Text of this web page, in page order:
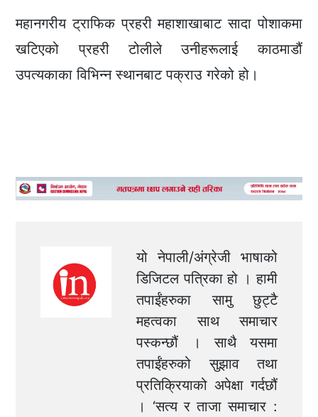
महानगरीय ट्राफिक प्रहरी महाशाखाबाट सादा पोशाकमा
खटिएको प्रहरी टोलीले उनीहरूलाई काठमाडौं
उपत्यकाका विभिन्न स्थानबाट पक्राउ गरेको हो।
यो नेपाली/अंग्रेजी भाषाको
डिजिटल पत्रिका हो । हामी
तपाईंहरुका सामु छुट्टै
महत्वका साथ समाचार
पस्कन्छौं । साथै यसमा
तपाईंहरुको सुझाव तथा
प्रतिक्रियाको अपेक्षा गर्दछौं
। ‘सत्य र ताजा समाचार :